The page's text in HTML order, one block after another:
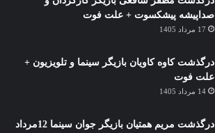
صداپیشه پیشکسوت + علت فوت
17 مرداد 1405
درگذشت کاوه کاویان بازیگر سینما و تلویزیون +
علت فوت
14 مرداد 1405
درگذشت مریم همتیان بازیگر جوان سینما 12مرداد